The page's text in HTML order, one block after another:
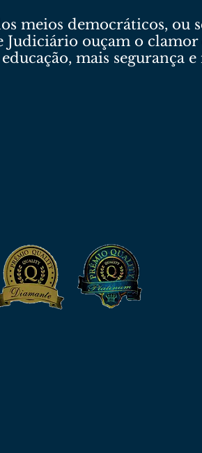
meios democráticos, ou
ouçam o
mais segurança e